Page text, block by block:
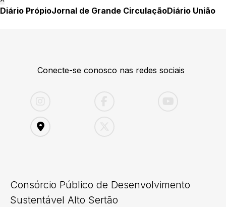
Diário PrópioJornal de Grande CirculaçãoDiário União
Conecte-se conosco nas redes sociais
Consórcio Público de Desenvolvimento
Sustentável Alto Sertão